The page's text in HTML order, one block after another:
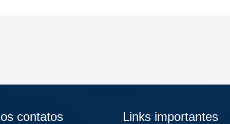
contatos Links importantes